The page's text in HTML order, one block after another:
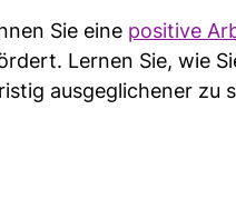
Sie eine positive
Lernen Sie, wie
ausgeglichener zu